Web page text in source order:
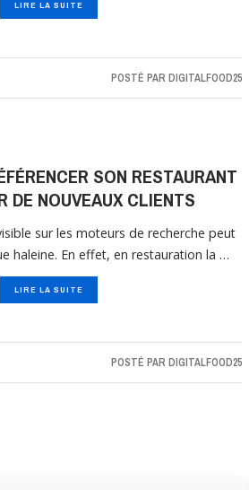
LIRE LA SUITE
POSTÉ PAR DIGITALFOOD25
SON RESTAURANT
DE NOUVEAUX CLIENTS
sur les moteurs de recherche peut
haleine. En effet, en restauration la …
LIRE LA SUITE
POSTÉ PAR DIGITALFOOD25